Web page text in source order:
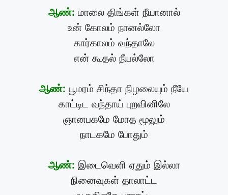
ஆண்: மாலை திங்கள் நீயானால்
உன் கோலம் நானல்லோ
கார்காலம் வந்தாலே
என் கூதல் நீயல்லோ
ஆண்: பூமரம் சிந்தா நிழலையும் நீயே
காட்டிட வந்தாய் புறவினிலே
ஞானபகமே மோத மூலும்
நாடகமே போதும்
ஆண்: இடைவெளி ஏதும் இல்லா
நினைவுகள் தாலாட்ட